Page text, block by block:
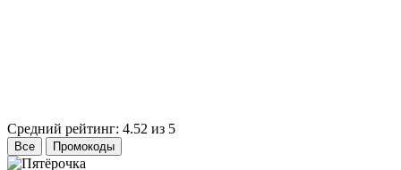
Средний рейтинг: 4.52 из 5
Все Промокоды